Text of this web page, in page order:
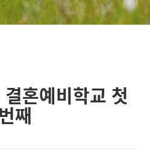
혼예비학교 첫
번째